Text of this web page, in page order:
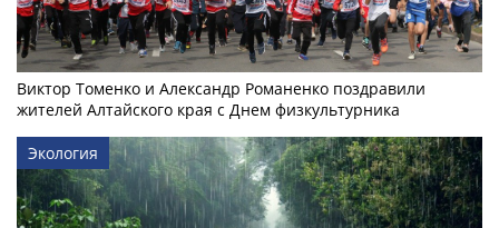
Виктор Томенко и Александр Романенко поздравили
жителей Алтайского края с Днем физкультурника
Экология